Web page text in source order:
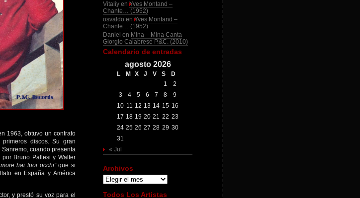
1963, obtuvo un contrato
discos. Su gran
cuando presenta
Bruno Pallesi y Walter
hai tuoi occhi”que si
en España y América
y prestó su voz para el
Vitaliy en Yves Montand –
Chante… (1952)
osvaldo en Yves Montand –
Chante… (1952)
Daniel en Mina – Mina Canta
Giorgio Calabrese P.&C. (2010)
Calendario de entradas
agosto 2026
L M X J V S
D
1
2
3
4 5 6 7 8
9
10 11 12 13 14 15 16
17 18 19 20 21 22 23
24 25 26 27 28 29 30
31
« Jul
Archivos
Archivos
Todos Los Artistas